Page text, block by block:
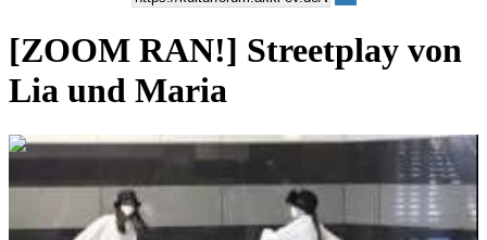
[ZOOM RAN!] Streetplay von
Lia und Maria
0:00:56